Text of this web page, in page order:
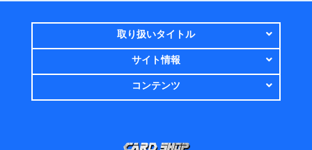
取り扱いタイトル
サイト情報
コンテンツ